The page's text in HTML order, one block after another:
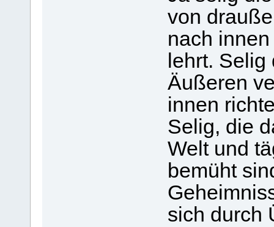
von
nach
lehrt.
Äußeren
innen
Selig, die
Welt und
bemüht
sich durch